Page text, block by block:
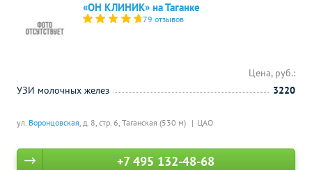
«ОН КЛИНИК» на Таганке
79 отзывов
ул. Воронцовская, д. 8, стр. 6, Таганская (530 м) ЦАО
Цена, руб.:
УЗИ молочных желез
3220
+7 495 132-48-68